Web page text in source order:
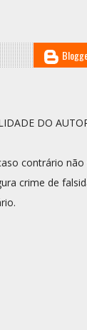
DO
contrário não
crime de